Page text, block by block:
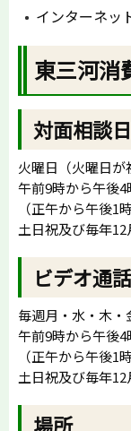
インターネ
東三河消
対面相談
火曜日（火曜日が
午前9時から午後4
（正午から午後1
土日祝及び毎年12
ビデオ通
毎週月・水・木
午前9時から午後4
（正午から午後1
土日祝及び毎年12
場所